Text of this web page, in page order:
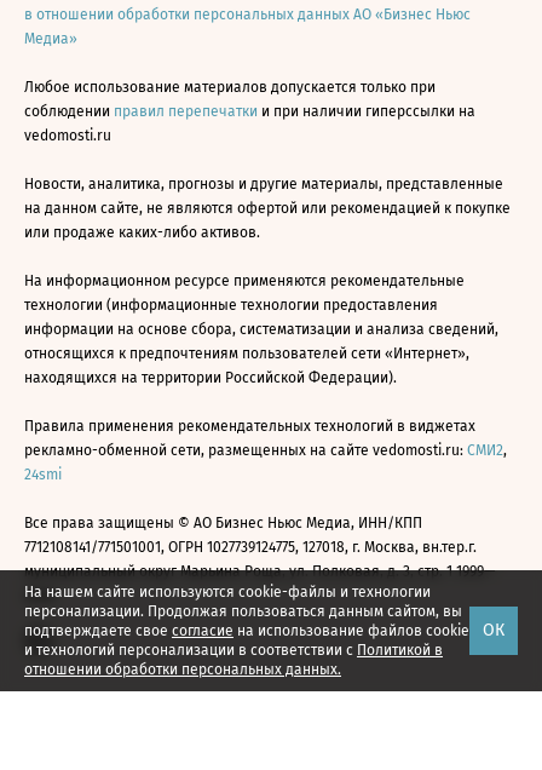
На нашем сайте используются cookie-файлы и технологии
персонализации. Продолжая пользоваться данным сайтом, вы
подтверждаете свое согласие на использование файлов cookie
и технологий персонализации в соответствии с Политикой в
отношении обработки персональных данных.
ОК
в отношении обработки персональных данных АО «Бизнес Ньюс
Медиа»
Любое использование материалов допускается только при
соблюдении правил перепечатки и при наличии гиперссылки на
vedomosti.ru
Новости, аналитика, прогнозы и другие материалы, представленные
на данном сайте, не являются офертой или рекомендацией к покупке
или продаже каких-либо активов.
На информационном ресурсе применяются рекомендательные
технологии (информационные технологии предоставления
информации на основе сбора, систематизации и анализа сведений,
относящихся к предпочтениям пользователей сети «Интернет»,
находящихся на территории Российской Федерации).
Правила применения рекомендательных технологий в виджетах
рекламно-обменной сети, размещенных на сайте vedomosti.ru: СМИ2,
24smi
Все права защищены © АО Бизнес Ньюс Медиа, ИНН/КПП
7712108141/771501001, ОГРН 1027739124775, 127018, г. Москва, вн.тер.г.
муниципальный округ Марьина Роща, ул. Полковая, д. 3, стр. 1 1999—
2026